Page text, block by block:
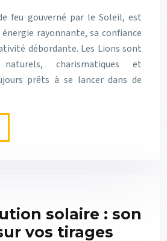
feu gouverné par le Soleil, est
rayonnante, sa confiance
débordante. Les Lions sont
charismatiques et
prêts à se lancer dans de
solaire : son
vos tirages